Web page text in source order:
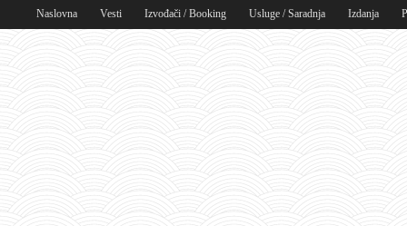
Naslovna Vesti Izvođači / Booking Usluge / Saradnja Izdanja